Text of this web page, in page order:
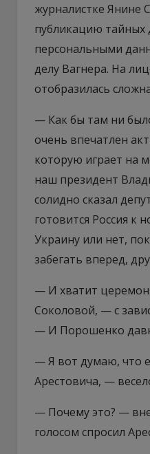
журналистке Янине
публикацию тайных
персональными
делу Вагнера. На
отобразилась
— Как бы там ни
очень впечатлен
которую играет на
наш президент
солидно сказал
готовится Россия к
Украину или нет,
забегать вперед,
— И хватит
Соколовой, — с
— И Порошенко
— Я вот думаю, что
Арестовича, —
— Почему это? —
голосом спросил